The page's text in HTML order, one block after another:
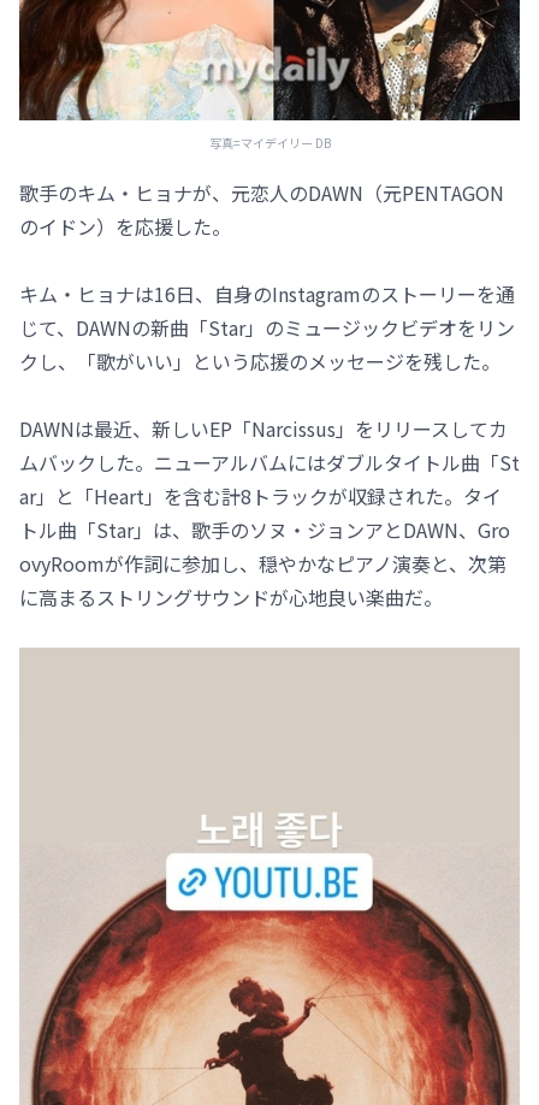
写真=マイデイリー DB
歌手のキム・ヒョナが、元恋人のDAWN（元PENTAGON
のイドン）を応援した。
キム・ヒョナは16日、自身のInstagramのストーリーを通
じて、DAWNの新曲「Star」のミュージックビデオをリン
クし、「歌がいい」という応援のメッセージを残した。
DAWNは最近、新しいEP「Narcissus」をリリースしてカ
ムバックした。ニューアルバムにはダブルタイトル曲「St
ar」と「Heart」を含む計8トラックが収録された。タイ
トル曲「Star」は、歌手のソヌ・ジョンアとDAWN、Gro
ovyRoomが作詞に参加し、穏やかなピアノ演奏と、次第
に高まるストリングサウンドが心地良い楽曲だ。